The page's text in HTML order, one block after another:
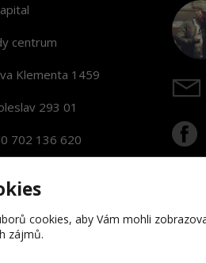
centrum
Klementa 1459
293 01
702 136 620
cookies, aby Vám mohli
zájmů.